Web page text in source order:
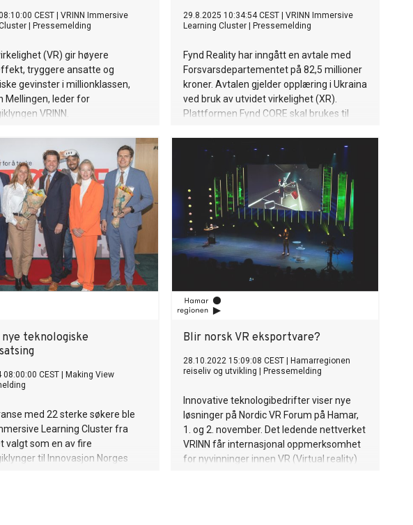
CEST
VRINN Immersive
Pressemelding
(VR) gir høyere
tryggere ansatte og
gevinster i millionklassen,
Mellingen, leder for
VRINN.
29.8.2025 10:34:54 CEST
VRINN Immersive
Learning Cluster
Pressemelding
Fynd Reality har inngått en avtale med
Forsvarsdepartementet på 82,5 millioner
kroner. Avtalen gjelder opplæring i Ukraina
ved bruk av utvidet virkelighet (XR).
Plattformen Fynd CORE skal brukes til
nye teknologiske
08:00:00 CEST
Making View
med 22 sterke søkere ble
Learning Cluster fra
valgt som en av fire
til Innovasjon Norges
Blir norsk VR eksportvare?
28.10.2022 15:09:08 CEST
Hamarregionen
reiseliv og utvikling
Pressemelding
Innovative teknologibedrifter viser nye
løsninger på Nordic VR Forum på Hamar,
1. og 2. november. Det ledende nettverket
VRINN får internasjonal oppmerksomhet
for nyvinninger innen VR (Virtual reality)